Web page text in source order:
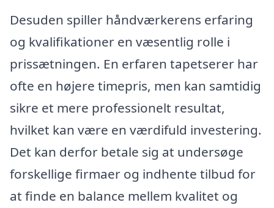
Desuden spiller håndværkerens erfaring
og kvalifikationer en væsentlig rolle i
prissætningen. En erfaren tapetserer har
ofte en højere timepris, men kan samtidig
sikre et mere professionelt resultat,
hvilket kan være en værdifuld investering.
Det kan derfor betale sig at undersøge
forskellige firmaer og indhente tilbud for
at finde en balance mellem kvalitet og